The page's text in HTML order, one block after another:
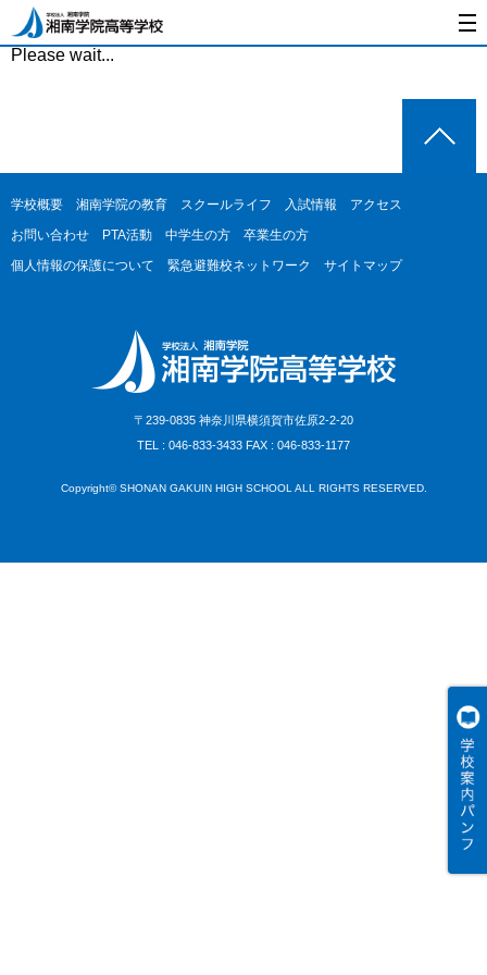
Please wait...
学校概要 湘南学院の教育 スクールライフ 入試情報
アクセス
お問い合わせ
PTA活動 中学生の方
卒業生の方
個人情報の保護について
緊急避難校ネットワーク サイトマップ
〒239-0835 神奈川県横須賀市佐原2-2-20
TEL : 046-833-3433 FAX : 046-833-1177
Copyright© SHONAN GAKUIN HIGH SCHOOL ALL RIGHTS RESERVED.